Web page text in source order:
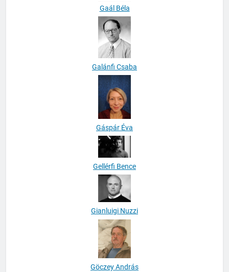
Gaál Béla
Galánfi Csaba
Gáspár Éva
Gellérfi Bence
Gianluigi Nuzzi
Göczey András